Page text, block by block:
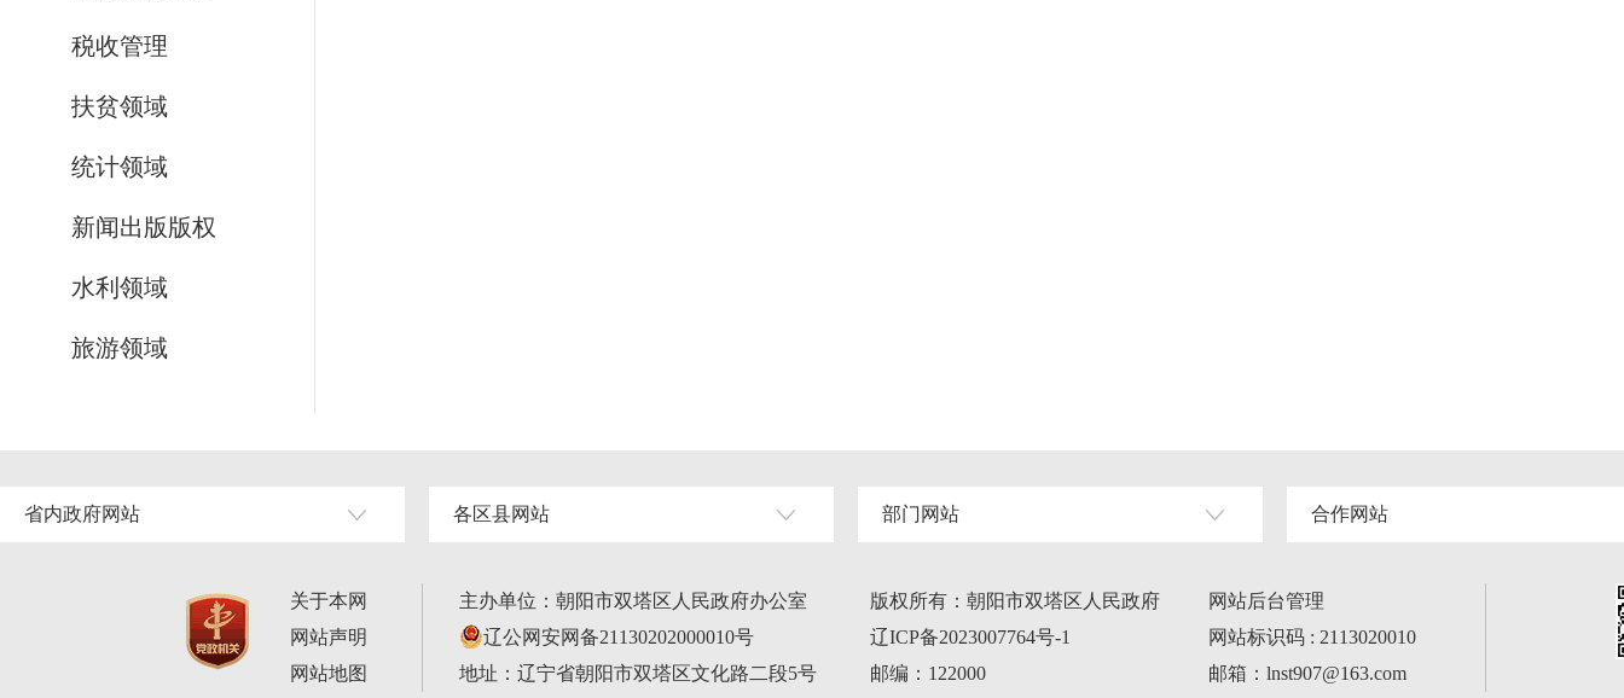
税收管理
扶贫领域
统计领域
新闻出版版权
水利领域
旅游领域
省内政府网站 各区县网站 部门网站 合作网站
关于本网
网站声明
网站地图
主办单位：朝阳市双塔区人民政府办公室
辽公网安网备21130202000010号
地址：辽宁省朝阳市双塔区文化路二段5号
版权所有：朝阳市双塔区人民政府
辽ICP备2023007764号-1
邮编：122000
网站后台管理
网站标识码 : 2113020010
邮箱：lnst907@163.com